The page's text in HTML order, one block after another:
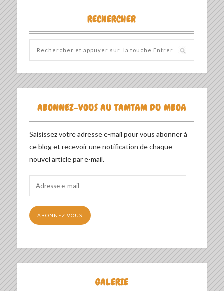
RECHERCHER
ABONNEZ-VOUS AU TAMTAM DU MBOA
Saisissez votre adresse e-mail pour vous abonner à
ce blog et recevoir une notification de chaque
nouvel article par e-mail.
mail
ABONNEZ-VOUS
GALERIE